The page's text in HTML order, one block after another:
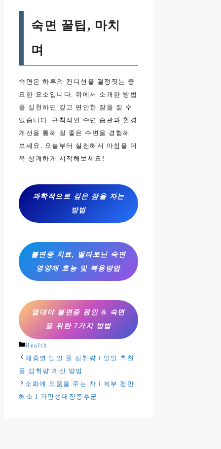
숙면 꿀팁, 마치
며
숙면은 하루의 컨디션을 결정짓는 중
요한 요소입니다. 위에서 소개한 방법
을 실천하면 깊고 편안한 잠을 잘 수
있습니다. 규칙적인 수면 습관과 환경
개선을 통해 질 좋은 수면을 경험해
보세요. 오늘부터 실천해서 아침을 더
욱 상쾌하게 시작해보세요!
과학적으로 깊은 잠을 자는
방법
불면증 치료, 멜라토닌 숙면
영양제 효능 및 복용방법
열대야 불면증 원인 & 숙면
을 위한 7가지 방법
카
테
고
리
Health
체중별 일일 물 섭취량 l 일일 추천
물 섭취량 계산 방법
소화에 도움을 주는 차 l 복부 팽만
해소 l 과민성대장증후군